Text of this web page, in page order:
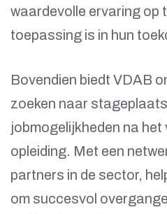
waardevolle ervaring op
toepassing is in hun
Bovendien biedt VDAB
zoeken naar
jobmogelijkheden na het
opleiding. Met een
partners in de sector,
om succesvol